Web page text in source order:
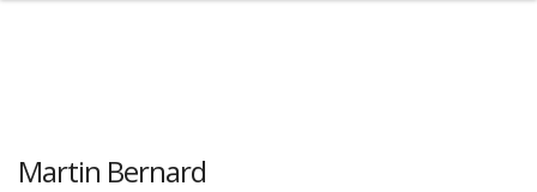
Martin Bernard